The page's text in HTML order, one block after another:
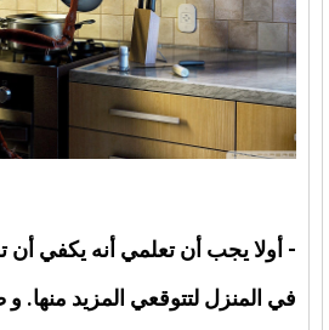
- أولا يجب أن تعلمي أنه يكفي
في المنزل لتتوقعي المزيد منها.